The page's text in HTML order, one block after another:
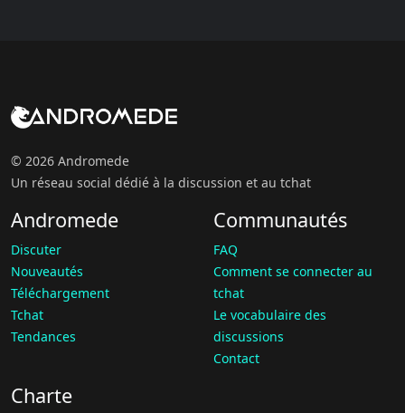
© 2026 Andromede
Un réseau social dédié à la discussion et au tchat
Andromede
Discuter
Nouveautés
Téléchargement
Tchat
Tendances
Communautés
FAQ
Comment se connecter au
tchat
Le vocabulaire des
discussions
Contact
Charte